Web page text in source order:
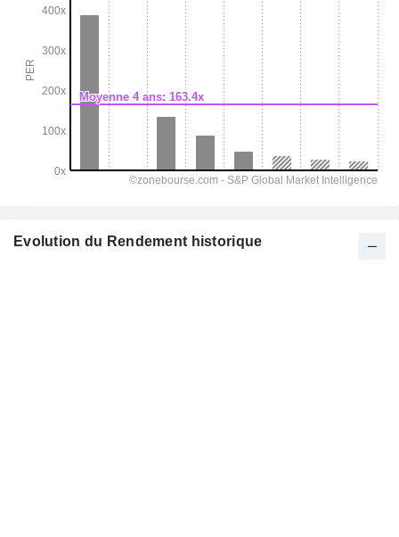
Evolution du Rendement historique